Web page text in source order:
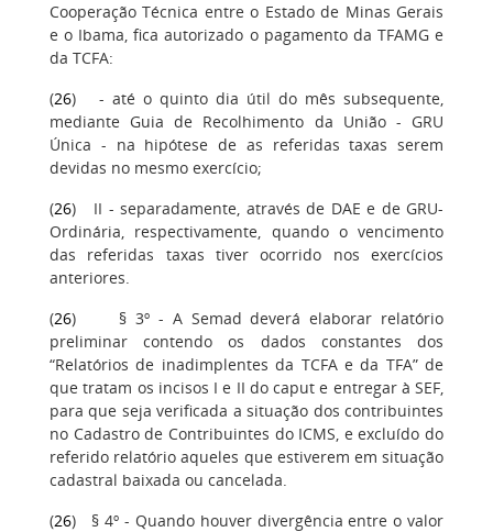
Cooperação Técnica entre o Estado de Minas Gerais
e o Ibama, fica autorizado o pagamento da TFAMG e
da TCFA:
(26) - até o quinto dia útil do mês subsequente,
mediante Guia de Recolhimento da União - GRU
Única - na hipótese de as referidas taxas serem
devidas no mesmo exercício;
(26) II - separadamente, através de DAE e de GRU-
Ordinária, respectivamente, quando o vencimento
das referidas taxas tiver ocorrido nos exercícios
anteriores.
(26) § 3º - A Semad deverá elaborar relatório
preliminar contendo os dados constantes dos
“Relatórios de inadimplentes da TCFA e da TFA” de
que tratam os incisos I e II do caput e entregar à SEF,
para que seja verificada a situação dos contribuintes
no Cadastro de Contribuintes do ICMS, e excluído do
referido relatório aqueles que estiverem em situação
cadastral baixada ou cancelada.
(26) § 4º - Quando houver divergência entre o valor